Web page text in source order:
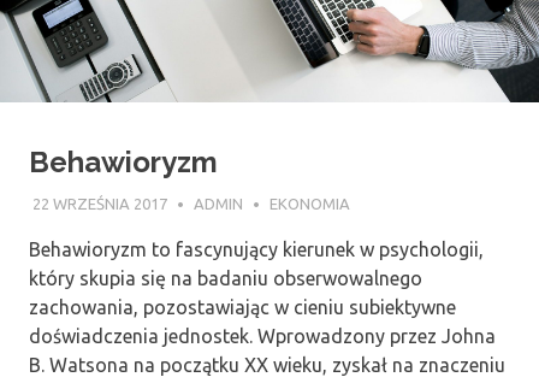
Behawioryzm
22 WRZEŚNIA 2017 ADMIN EKONOMIA
Behawioryzm to fascynujący kierunek w psychologii,
który skupia się na badaniu obserwowalnego
zachowania, pozostawiając w cieniu subiektywne
doświadczenia jednostek. Wprowadzony przez Johna
B. Watsona na początku XX wieku, zyskał na znaczeniu